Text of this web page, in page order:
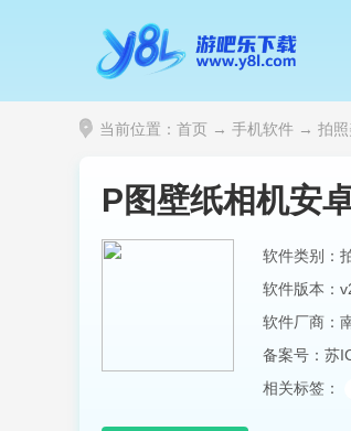
当前位置： 首页 → 手机软件 → 拍照
P图壁纸相机安
软件类别：
软件版本：
备案号： 苏
相关标签：